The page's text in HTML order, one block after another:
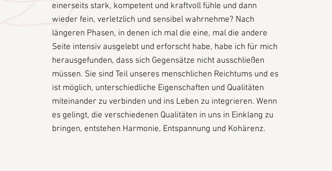
einerseits stark, kompetent und kraftvoll fühle und dann
wieder fein, verletzlich und sensibel wahrnehme? Nach
längeren Phasen, in denen ich mal die eine, mal die andere
Seite intensiv ausgelebt und erforscht habe, habe ich für mich
herausgefunden, dass sich Gegensätze nicht ausschließen
müssen. Sie sind Teil unseres menschlichen Reichtums und es
ist möglich, unterschiedliche Eigenschaften und Qualitäten
miteinander zu verbinden und ins Leben zu integrieren. Wenn
es gelingt, die verschiedenen Qualitäten in uns in Einklang zu
bringen, entstehen Harmonie, Entspannung und Kohärenz.